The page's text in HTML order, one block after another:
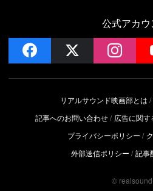
公式アカウ
facebook
リアルサウンド映画部とは
記事へのお問い合わせ
広告に関
プライバシーポリシー
外部送信ポリシー
記事
©